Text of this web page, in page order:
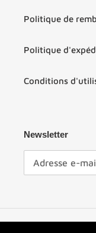
Politique de
Politique
Conditions
Newsletter